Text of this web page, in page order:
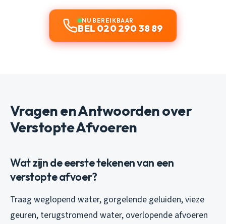
NU BEREIKBAAR
BEL 020 290 38 89
Vragen en Antwoorden over
Verstopte Afvoeren
Wat zijn de eerste tekenen van een
verstopte afvoer?
Traag weglopend water, gorgelende geluiden, vieze
geuren, terugstromend water, overlopende afvoeren